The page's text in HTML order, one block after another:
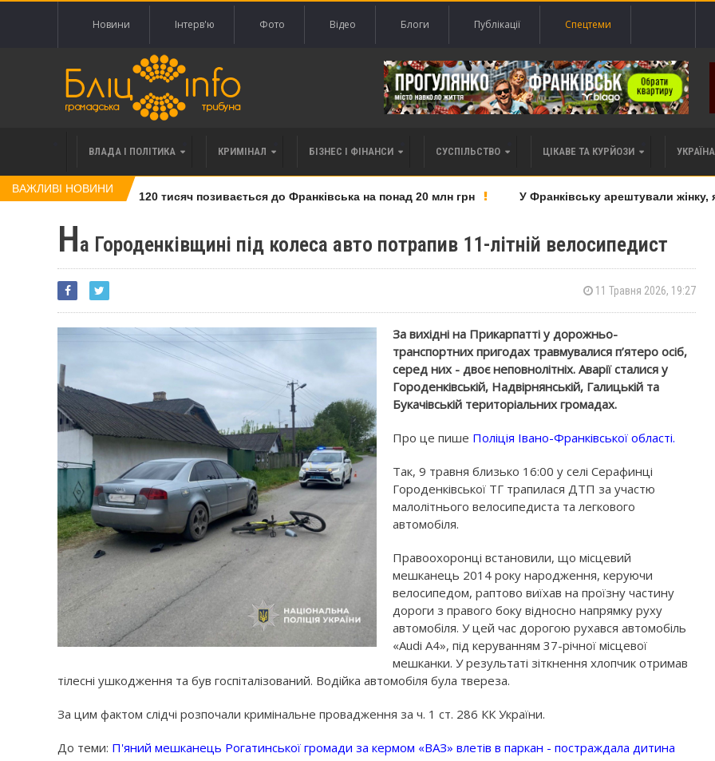
Новини Інтерв'ю Фото Відео Блоги Публікації Спецтеми
ВЛАДА І ПОЛІТИКА КРИМІНАЛ БІЗНЕС І ФІНАНСИ СУСПІЛЬСТВО ЦІКАВЕ ТА КУРЙОЗИ
ВАЖЛИВІ НОВИНИ
права вимоги за 120 тисяч позивається до Франківська на понад 20 млн грн У Франківську арештували жінку,
На Городенківщині під колеса авто потрапив 11-літній велосипедист
11 Травня 2026, 19:27
За вихідні на Прикарпатті у дорожньо-
транспортних пригодах травмувалися п’ятеро осіб,
серед них - двоє неповнолітніх. Аварії сталися у
Городенківській, Надвірнянській, Галицькій та
Букачівській територіальних громадах.
Про це пише Поліція Івано-Франківської області.
Так, 9 травня близько 16:00 у селі Серафинці
Городенківської ТГ трапилася ДТП за участю
малолітнього велосипедиста та легкового
автомобіля.
Правоохоронці встановили, що місцевий
мешканець 2014 року народження, керуючи
велосипедом, раптово виїхав на проїзну частину
дороги з правого боку відносно напрямку руху
автомобіля. У цей час дорогою рухався автомобіль
«Audi A4», під керуванням 37-річної місцевої
мешканки. У результаті зіткнення хлопчик отримав
тілесні ушкодження та був госпіталізований. Водійка автомобіля була твереза.
За цим фактом слідчі розпочали кримінальне провадження за ч. 1 ст. 286 КК України.
До теми: П'яний мешканець Рогатинської громади за кермом «ВАЗ» влетів в паркан - постраждала дитина